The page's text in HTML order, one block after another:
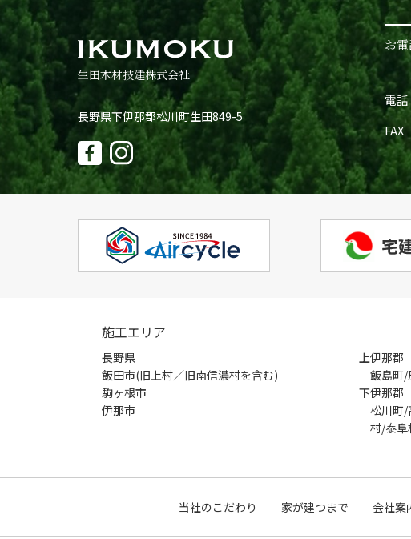
生田木材技建株式会社
長野県下伊那郡松川町生田849-5
お
電
施工エリア
長野県
飯田市(旧上村／旧南信濃村を含む)
駒ヶ根市
伊那市
上伊那郡
飯島町/
下伊那郡
松川町
村/泰
当社のこだわり 家が建つまで 会社案